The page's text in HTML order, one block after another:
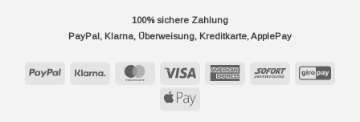
100% sichere Zahlung
PayPal, Klarna, Überweisung, Kreditkarte, ApplePay
PayPal Klarna MasterCard Visa
AmericanSofort
Apple